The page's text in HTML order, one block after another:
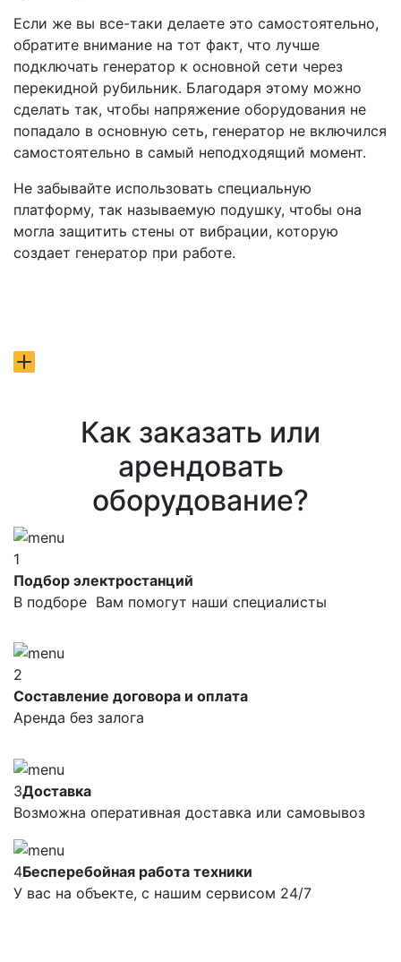
Если же вы все-таки делаете это самостоятельно,
обратите внимание на тот факт, что лучше
подключать генератор к основной сети через
перекидной рубильник. Благодаря этому можно
сделать так, чтобы напряжение оборудования не
попадало в основную сеть, генератор не включился
самостоятельно в самый неподходящий момент.
Не забывайте использовать специальную
платформу, так называемую подушку, чтобы она
могла защитить стены от вибрации, которую
создает генератор при работе.
Как заказать или
арендовать
оборудование?
1
Подбор электростанций
В подборе Вам помогут наши специалисты
2
Составление договора и оплата
Аренда без залога
3Доставка
Возможна оперативная доставка или самовывоз
4Бесперебойная работа техники
У вас на объекте, с нашим сервисом 24/7